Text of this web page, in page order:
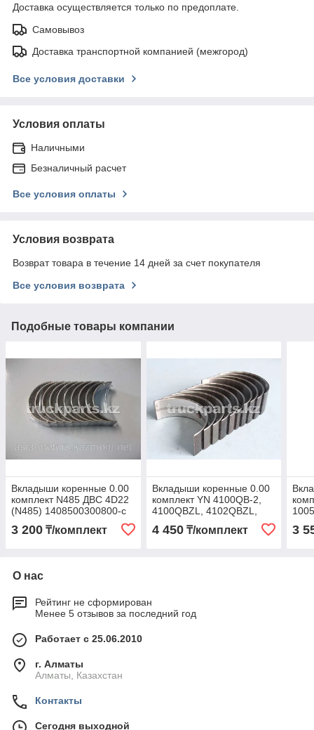
Доставка осуществляется только по предоплате.
Самовывоз
Доставка транспортной компанией (межгород)
Все условия доставки
Условия оплаты
Наличными
Безналичный расчет
Все условия оплаты
Условия возврата
Возврат товара в течение 14 дней за счет покупателя
Все условия возврата
Подобные товары компании
Вкладыши коренные 0.00
комплект N485 ДВС 4D22
(N485) 1408500300800-c
3 200 ₸/комплект
Вкладыши коренные 0.00
комплект YN 4100QB-2,
4100QBZL, 4102QBZL,
ДВС YN 4100QBZL
4102QB-01-006/009
4 450₸/комплект 3
О нас
Рейтинг не сформирован
Менее 5 отзывов за последний год
Работает с 25.06.2010
г. Алматы
Алматы, Казахстан
Контакты
Сегодня выходной